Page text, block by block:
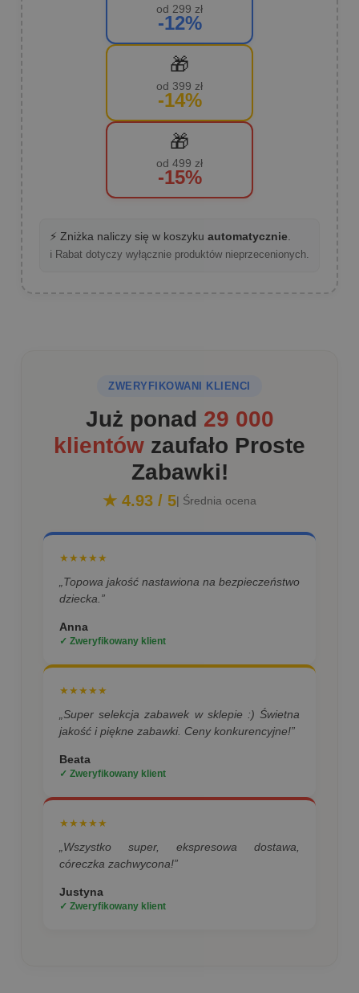
od 299 zł
-12%
🎁
od 399 zł
-14%
🎁
od 499 zł
-15%
⚡ Zniżka naliczy się w koszyku automatycznie
ℹ️ Rabat dotyczy wyłącznie produktów nieprzecenionych.
ZWERYFIKOWANI KLIENCI
Już ponad 29 000
klientów zaufało Proste
Zabawki!
★ 4.93 / 5| Średnia ocena
★★★★★
„Topowa jakość nastawiona na bezpieczeństwo
dziecka.”
Anna
✓ Zweryfikowany klient
★★★★★
„Super selekcja zabawek w sklepie :) Świetna
jakość i piękne zabawki. Ceny konkurencyjne!”
Beata
✓ Zweryfikowany klient
★★★★★
„Wszystko super, ekspresowa dostawa,
córeczka zachwycona!”
Justyna
✓ Zweryfikowany klient